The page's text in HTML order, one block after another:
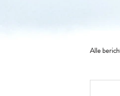
Alle